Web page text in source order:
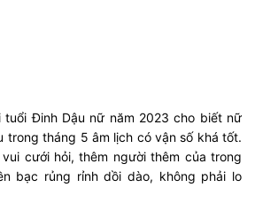
Đinh Dậu nữ năm 2023 cho biết nữ
trong tháng 5 âm lịch có vận số khá tốt.
cưới hỏi, thêm người thêm của trong
bạc rủng rỉnh dồi dào, không phải lo